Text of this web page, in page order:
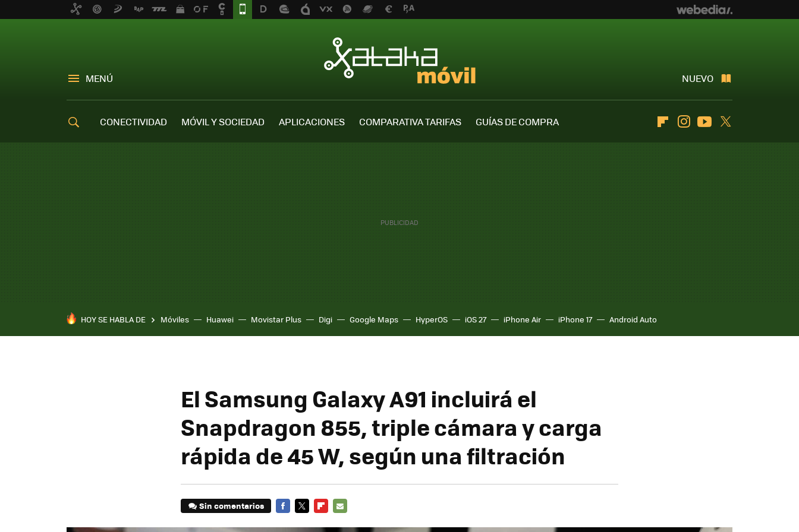
MENÚ NUEVO
CONECTIVIDAD MÓVIL Y SOCIEDAD APLICACIONES COMPARATIVA TARIFAS
GUÍAS DE COMPRA
FlipboardInstagramYoutube
HOY SE HABLA DE Móviles Huawei Movistar Plus Digi Google Maps HyperOS iOS 27 iPhone Air iPhone 17 Android Auto
El Samsung Galaxy A91 incluirá el
Snapdragon 855, triple cámara y carga
rápida de 45 W, según una filtración
Sin comentarios